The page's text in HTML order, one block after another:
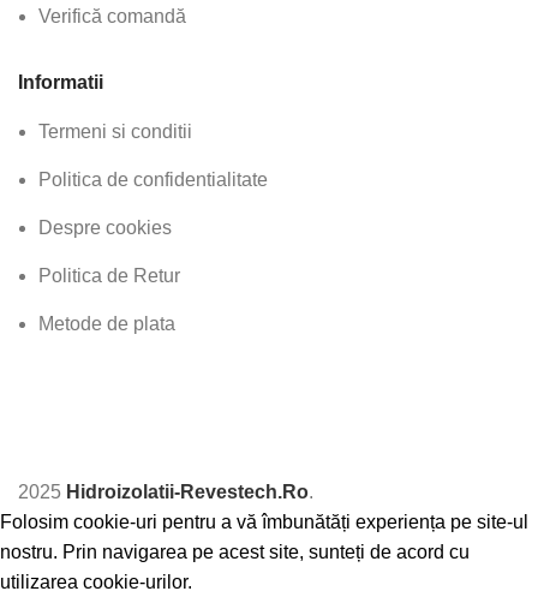
Verifică comandă
Informatii
Termeni si conditii
Politica de confidentialitate
Despre cookies
Politica de Retur
Metode de plata
2025 Hidroizolatii-Revestech.Ro.
Folosim cookie-uri pentru a vă îmbunătăți experiența pe site-ul
nostru. Prin navigarea pe acest site, sunteți de acord cu
utilizarea cookie-urilor.